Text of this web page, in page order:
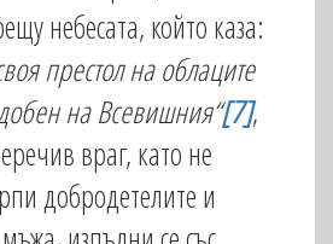
небесата, който каза:
престол на облаците
на Всевишния“[7],
враг, като не
добродетелите и